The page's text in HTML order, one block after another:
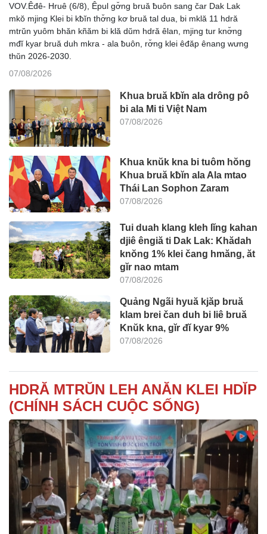
VOV.Êđê- Hruê (6/8), Êpul gơ̆ng bruă ƀuôn sang čar Dak Lak
mkŏ mjing Klei bi kƀĭn thơ̆ng kơ bruă tal dua, bi mklă 11 hdră
mtrŭn yuôm bhăn kñăm bi klă dŭm hdră êlan, mjing tur knơ̆ng
mđĭ kyar bruă duh mkra - ala ƀuôn, rơ̆ng klei êđăp ênang wưng
thŭn 2026-2030.
07/08/2026
Khua bruă kƀĭn ala drông pô
bi ala Mi ti Việt Nam
07/08/2026
Khua knŭk kna bi tuôm hŏng
Khua bruă kƀĭn ala Ala mtao
Thái Lan Sophon Zaram
07/08/2026
Tui duah klang kleh lĭng kahan
djiê êngiă ti Dak Lak: Khădah
knŏng 1% klei čang hmăng, ăt
gĭr nao mtam
07/08/2026
Quảng Ngãi hyuă kjăp bruă
klam brei čan duh bi liê bruă
Knŭk kna, gĭr đĭ kyar 9%
07/08/2026
HDRĂ MTRŬN LEH ANĂN KLEI HDĬP
(CHÍNH SÁCH CUỘC SỐNG)